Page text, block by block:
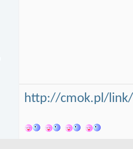
http://cmok.pl/